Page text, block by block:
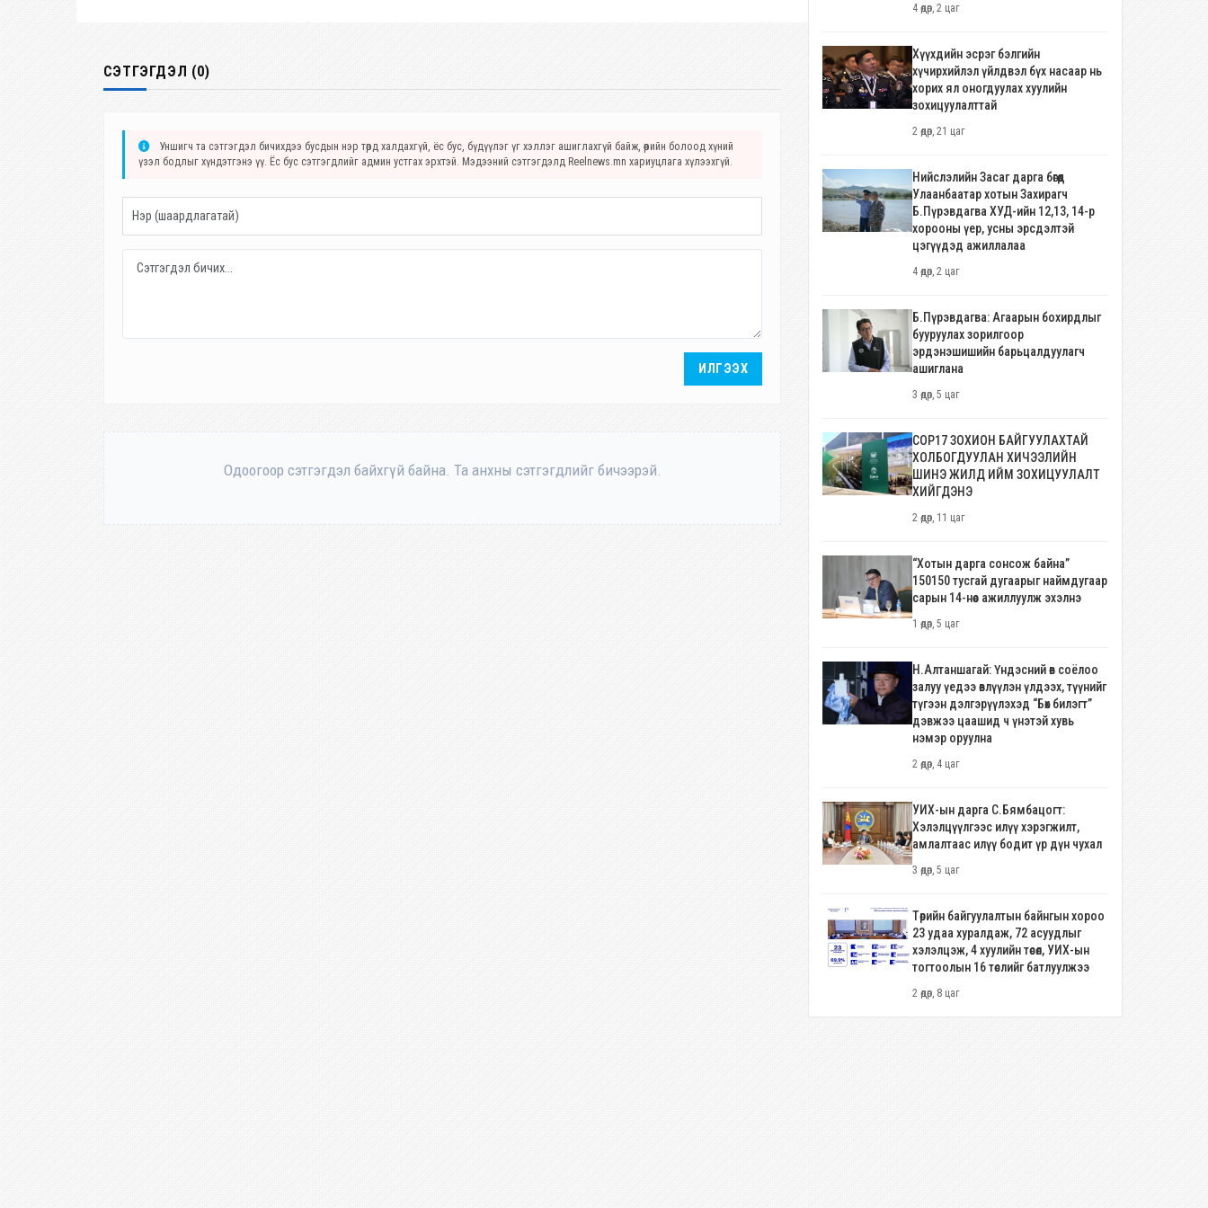
СЭТГЭГДЭЛ (0)
Уншигч та сэтгэгдэл бичихдээ бусдын нэр төрд халдахгүй, ёс бус, бүдүүлэг үг хэллэг ашиглахгүй байж, өөрийн болоод хүний
үзэл бодлыг хүндэтгэнэ үү. Ёс бус сэтгэгдлийг админ устгах эрхтэй. Мэдээний сэтгэгдэлд Reelnews.mn хариуцлага хүлээхгүй.
ИЛГЭЭХ
Одоогоор сэтгэгдэл байхгүй байна. Та анхны сэтгэгдлийг бичээрэй.
4 өдөр, 2 цаг
Хүүхдийн эсрэг бэлгийн
хүчирхийлэл үйлдвэл бүх насаар нь
хорих ял оногдуулах хуулийн
зохицуулалттай
2 өдөр, 21 цаг
Нийслэлийн Засаг дарга бөгөөд
Улаанбаатар хотын Захирагч
Б.Пүрэвдагва ХУД-ийн 12,13, 14-р
хорооны үер, усны эрсдэлтэй
цэгүүдэд ажиллалаа
4 өдөр, 2 цаг
Б.Пүрэвдагва: Агаарын бохирдлыг
бууруулах зорилгоор
эрдэнэшишийн барьцалдуулагч
ашиглана
3 өдөр, 5 цаг
COP17 ЗОХИОН БАЙГУУЛАХТАЙ
ХОЛБОГДУУЛАН ХИЧЭЭЛИЙН
ШИНЭ ЖИЛД ИЙМ ЗОХИЦУУЛАЛТ
ХИЙГДЭНЭ
2 өдөр, 11 цаг
“Хотын дарга сонсож байна”
150150 тусгай дугаарыг наймдугаар
сарын 14-нөөс ажиллуулж эхэлнэ
1 өдөр, 5 цаг
Н.Алтаншагай: Үндэсний өв соёлоо
залуу үедээ өвлүүлэн үлдээх, түүнийг
түгээн дэлгэрүүлэхэд “Бөх билэгт”
дэвжээ цаашид ч үнэтэй хувь
нэмэр оруулна
2 өдөр, 4 цаг
УИХ-ын дарга С.Бямбацогт:
Хэлэлцүүлгээс илүү хэрэгжилт,
амлалтаас илүү бодит үр дүн чухал
3 өдөр, 5 цаг
Төрийн байгуулалтын байнгын хороо
23 удаа хуралдаж, 72 асуудлыг
хэлэлцэж, 4 хуулийн төсөл, УИХ-ын
тогтоолын 16 төслийг батлуулжээ
2 өдөр, 8 цаг